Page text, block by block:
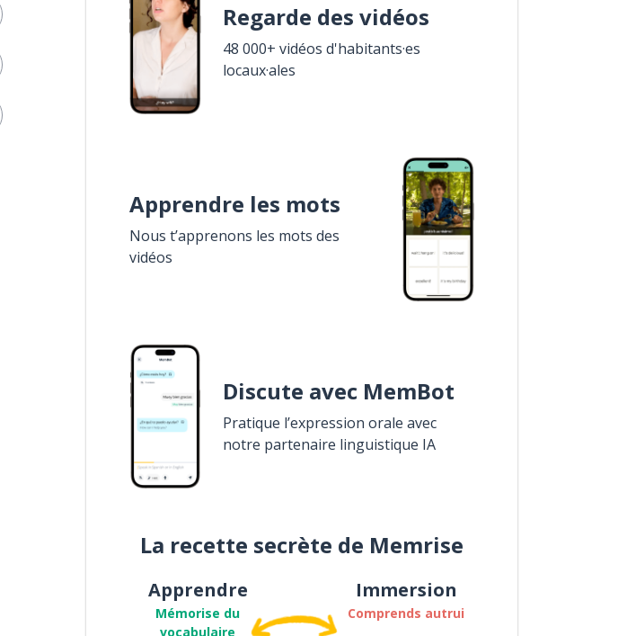
Regarde des vidéos
48 000+ vidéos d'habitants·es
locaux·ales
Apprendre les mots
Nous t’apprenons les mots des
vidéos
Discute avec MemBot
Pratique l’expression orale avec
notre partenaire linguistique IA
La recette secrète de Memrise
Apprendre
Mémorise du
vocabulaire
Immersion
Comprends autrui